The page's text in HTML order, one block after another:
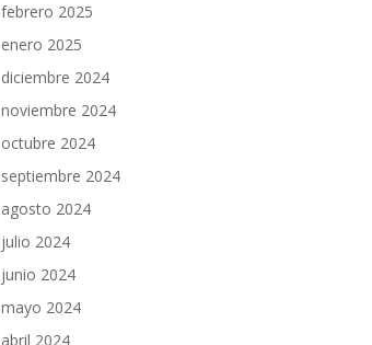
febrero 2025
enero 2025
diciembre 2024
noviembre 2024
octubre 2024
septiembre 2024
agosto 2024
julio 2024
junio 2024
mayo 2024
abril 2024